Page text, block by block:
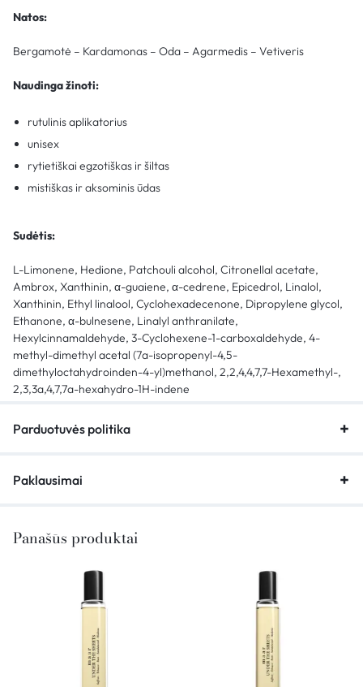
Natos:
Bergamotė – Kardamonas – Oda – Agarmedis – Vetiveris
Naudinga žinoti:
rutulinis aplikatorius
unisex
rytietiškai egzotiškas ir šiltas
mistiškas ir aksominis ūdas
Sudėtis:
L-Limonene, Hedione, Patchouli alcohol, Citronellal acetate,
Ambrox, Xanthinin, α-guaiene, α-cedrene, Epicedrol, Linalol,
Xanthinin, Ethyl linalool, Cyclohexadecenone, Dipropylene glycol,
Ethanone, α-bulnesene, Linalyl anthranilate,
Hexylcinnamaldehyde, 3-Cyclohexene-1-carboxaldehyde, 4-
methyl-dimethyl acetal (7a-isopropenyl-4,5-
dimethyloctahydroinden-4-yl)methanol, 2,2,4,4,7,7-Hexamethyl-,
2,3,3a,4,7,7a-hexahydro-1H-indene
Parduotuvės politika
Paklausimai
Panašūs produktai